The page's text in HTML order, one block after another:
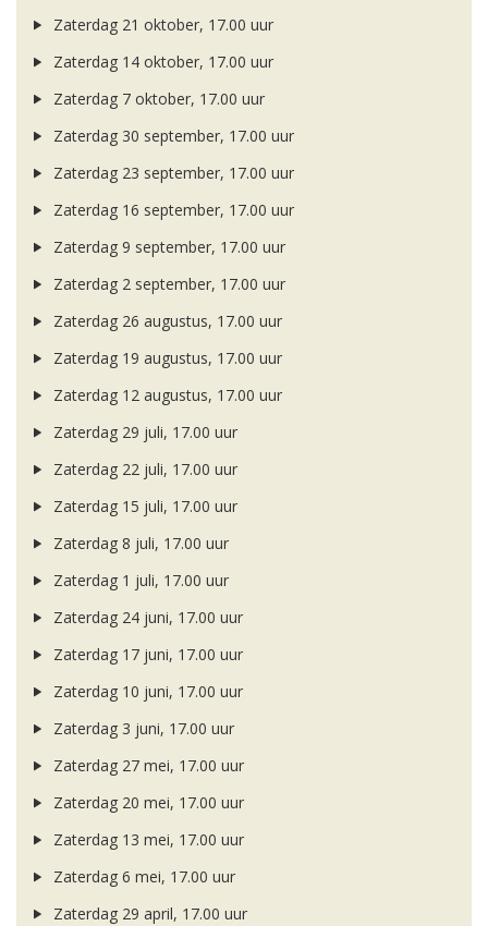
Zaterdag 21 oktober, 17.00 uur
Zaterdag 14 oktober, 17.00 uur
Zaterdag 7 oktober, 17.00 uur
Zaterdag 30 september, 17.00 uur
Zaterdag 23 september, 17.00 uur
Zaterdag 16 september, 17.00 uur
Zaterdag 9 september, 17.00 uur
Zaterdag 2 september, 17.00 uur
Zaterdag 26 augustus, 17.00 uur
Zaterdag 19 augustus, 17.00 uur
Zaterdag 12 augustus, 17.00 uur
Zaterdag 29 juli, 17.00 uur
Zaterdag 22 juli, 17.00 uur
Zaterdag 15 juli, 17.00 uur
Zaterdag 8 juli, 17.00 uur
Zaterdag 1 juli, 17.00 uur
Zaterdag 24 juni, 17.00 uur
Zaterdag 17 juni, 17.00 uur
Zaterdag 10 juni, 17.00 uur
Zaterdag 3 juni, 17.00 uur
Zaterdag 27 mei, 17.00 uur
Zaterdag 20 mei, 17.00 uur
Zaterdag 13 mei, 17.00 uur
Zaterdag 6 mei, 17.00 uur
Zaterdag 29 april, 17.00 uur